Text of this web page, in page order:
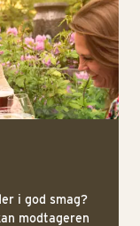
i god smag?
modtageren